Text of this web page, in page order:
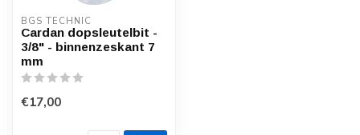
BGS TECHNIC
Cardan dopsleutelbit -
3/8" - binnenzeskant 7
mm
€17,00